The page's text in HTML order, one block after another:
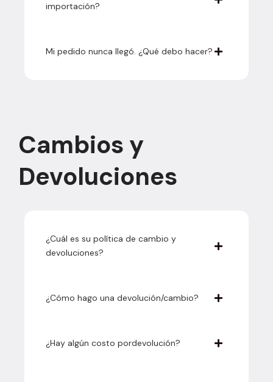
importación?
Mi pedido nunca llegó. ¿Qué debo hacer?
Cambios y
Devoluciones
¿Cuál es su política de cambio y
devoluciones?
¿Cómo hago una devolución/cambio?
¿Hay algún costo pordevolución?